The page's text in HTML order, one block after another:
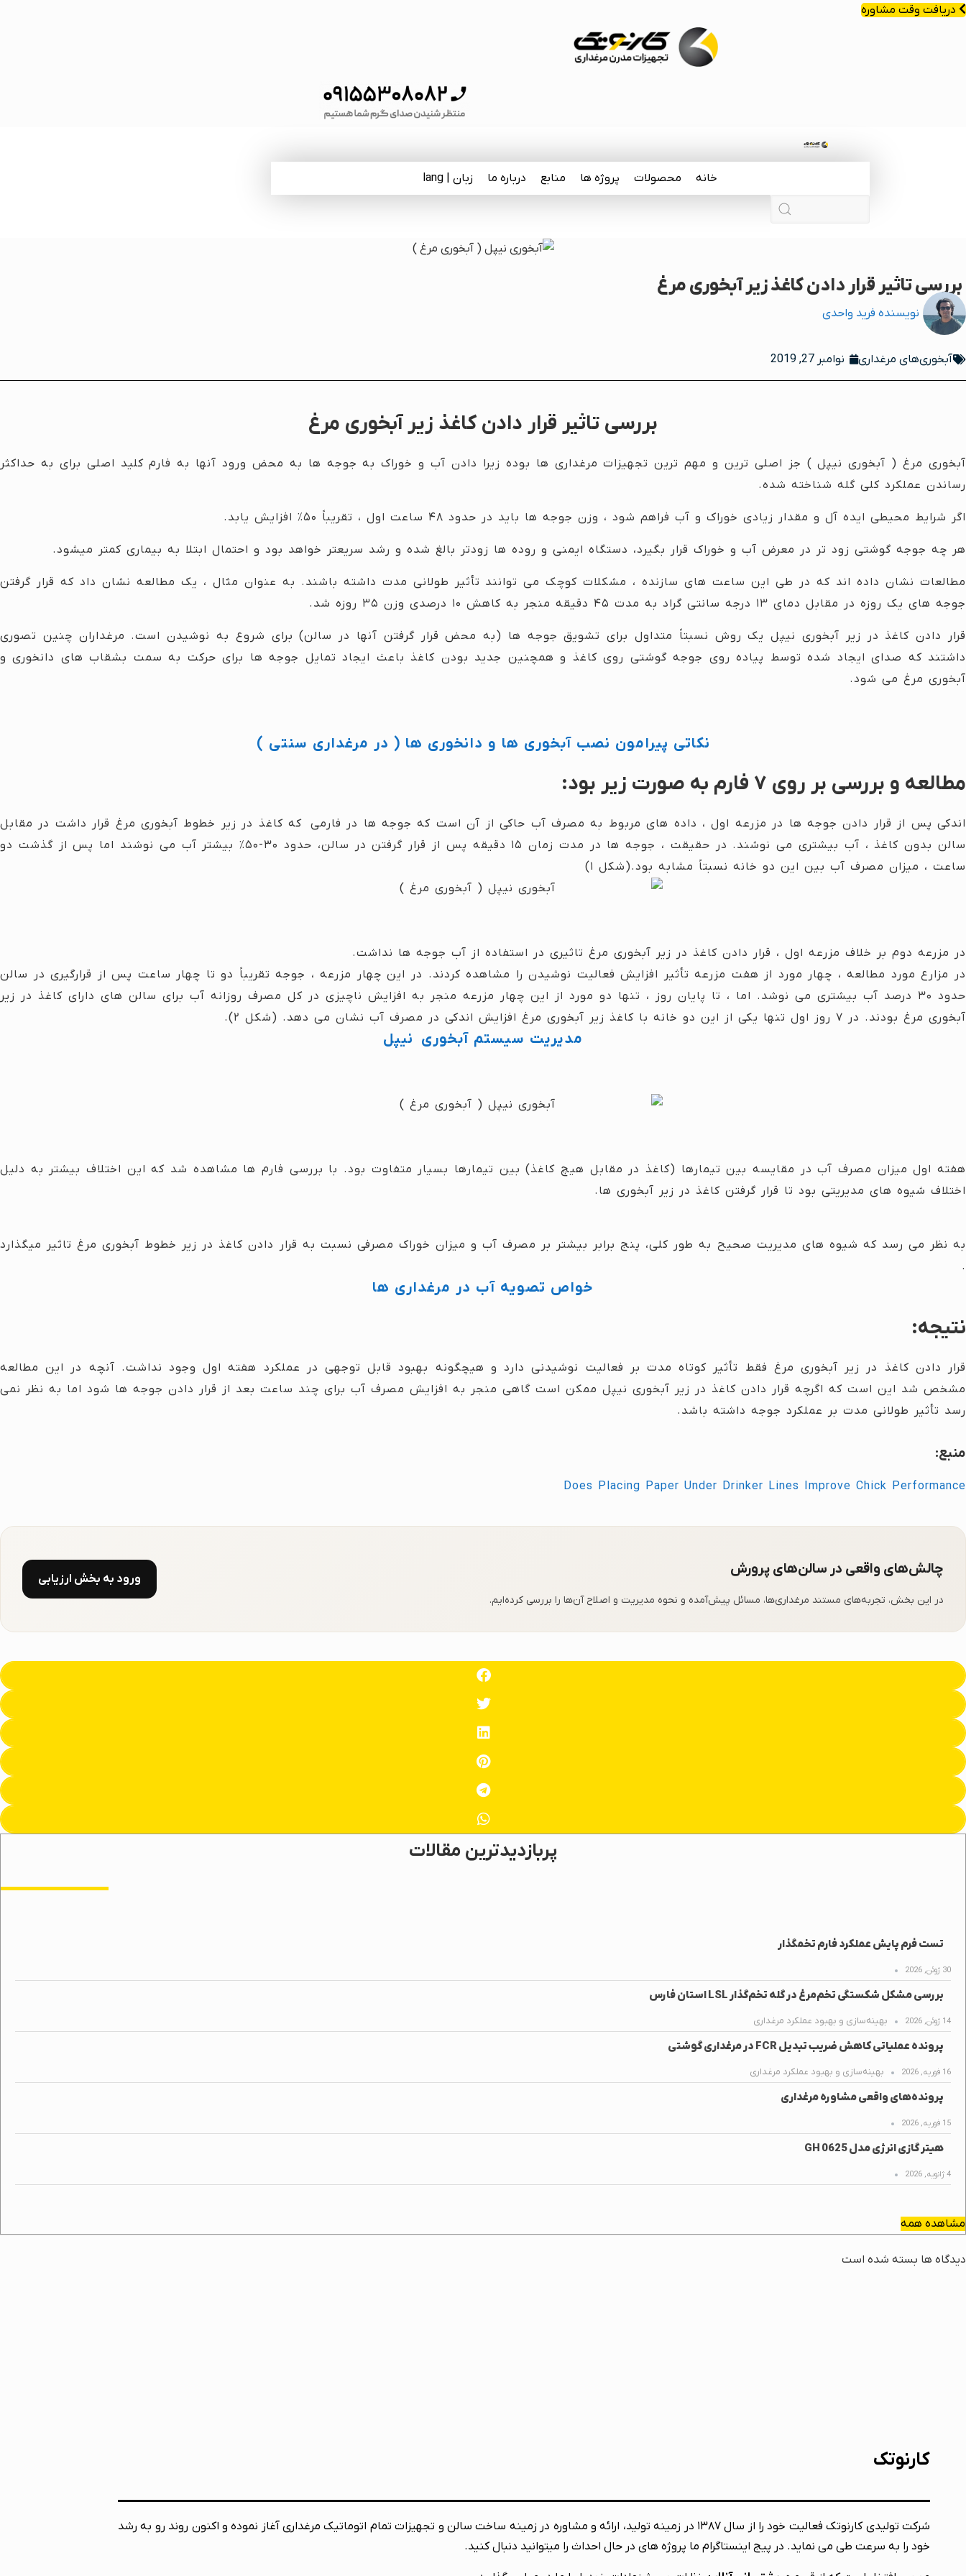
دریافت وقت مشاوره
خانه محصولات پروژه ها منابع درباره ما زبان | lang
بررسی تاثیر قرار دادن کاغذ زیر آبخوری مرغ
نویسنده فرید واحدی
آبخوری‌های مرغداری نوامبر 27, 2019
بررسی تاثیر قرار دادن کاغذ زیر آبخوری مرغ
آبخوری مرغ ( آبخوری نیپل ) جز اصلی ترین و مهم ترین تجهیزات مرغداری ها بوده زیرا دادن آب و خوراک به جوجه ها به محض ورود آنها به فارم کلید اصلی برای به حداکثر
رساندن عملکرد کلی گله شناخته شده.
اگر شرایط محیطی ایده آل و مقدار زیادی خوراک و آب فراهم شود ، وزن جوجه ها باید در حدود ۴۸ ساعت اول ، تقریباً ۵۰٪ افزایش یابد.
هر چه جوجه گوشتی زود تر در معرض آب و خوراک قرار بگیرد، دستگاه ایمنی و روده ها زودتر بالغ شده و رشد سریعتر خواهد بود و احتمال ابتلا به بیماری کمتر میشود.
مطالعات نشان داده اند که در طی این ساعت های سازنده ، مشکلات کوچک می توانند تأثیر طولانی مدت داشته باشند. به عنوان مثال ، یک مطالعه نشان داد که قرار گرفتن
جوجه های یک روزه در مقابل دمای ۱۳ درجه سانتی گراد به مدت ۴۵ دقیقه منجر به کاهش ۱۰ درصدی وزن ۳۵ روزه شد.
قرار دادن کاغذ در زیر آبخوری نیپل یک روش نسبتاً متداول برای تشویق جوجه ها (به محض قرار گرفتن آنها در سالن) برای شروع به نوشیدن است. مرغداران چنین تصوری
داشتند که صدای ایجاد شده توسط پیاده روی جوجه گوشتی روی کاغذ و همچنین جدید بودن کاغذ باعث ایجاد تمایل جوجه ها برای حرکت به سمت بشقاب های دانخوری و
آبخوری مرغ می شود.
نکاتی پیرامون نصب آبخوری ها و دانخوری ها ( در مرغداری سنتی )
مطالعه و بررسی بر روی ۷ فارم به صورت زیر بود:
اندکی پس از قرار دادن جوجه ها در مزرعه اول ، داده های مربوط به مصرف آب حاکی از آن است که جوجه ها در فارمی که کاغذ در زیر خطوط آبخوری مرغ قرار داشت در مقابل
سالن بدون کاغذ ، آب بیشتری می نوشند. در حقیقت ، جوجه ها در مدت زمان ۱۵ دقیقه پس از قرار گرفتن در سالن، حدود ۳۰-۵۰٪ بیشتر آب می نوشند اما پس از گذشت دو
ساعت ، میزان مصرف آب بین این دو خانه نسبتاً مشابه بود.(شکل ۱)
در مزرعه دوم بر خلاف مزرعه اول ، قرار دادن کاغذ در زیر آبخوری مرغ تاثیری در استفاده از آب جوجه ها نداشت.
در مزارع مورد مطالعه ، چهار مورد از هفت مزرعه تأثیر افزایش فعالیت نوشیدن را مشاهده کردند. در این چهار مزرعه ، جوجه تقریباً دو تا چهار ساعت پس از قرارگیری در سالن
حدود ۳۰ درصد آب بیشتری می نوشد. اما ، تا پایان روز ، تنها دو مورد از این چهار مزرعه منجر به افزایش ناچیزی در کل مصرف روزانه آب برای سالن های دارای کاغذ در زیر
آبخوری مرغ بودند. در ۷ روز اول تنها یکی از این دو خانه با کاغذ زیر آبخوری مرغ افزایش اندکی در مصرف آب نشان می دهد. (شکل ۲).
مدیریت سیستم آبخوری نیپل
هفته اول میزان مصرف آب در مقایسه بین تیمارها (کاغذ در مقابل هیچ کاغذ) بین تیمارها بسیار متفاوت بود. با بررسی فارم ها مشاهده شد که این اختلاف بیشتر به دلیل
اختلاف شیوه های مدیریتی بود تا قرار گرفتن کاغذ در زیر آبخوری ها.
به نظر می رسد که شیوه های مدیریت صحیح به طور کلی، پنج برابر بیشتر بر مصرف آب و میزان خوراک مصرفی نسبت به قرار دادن کاغذ در زیر خطوط آبخوری مرغ تاثیر میگذارد
.
خواص تصویه آب در مرغداری ها
نتیجه:
قرار دادن کاغذ در زیر آبخوری مرغ فقط تأثیر کوتاه مدت بر فعالیت نوشیدنی دارد و هیچگونه بهبود قابل توجهی در عملکرد هفته اول وجود نداشت. آنچه در این مطالعه
مشخص شد این است که اگرچه قرار دادن کاغذ در زیر آبخوری نیپل ممکن است گاهی منجر به افزایش مصرف آب برای چند ساعت بعد از قرار دادن جوجه ها شود اما به نظر نمی
رسد تأثیر طولانی مدت بر عملکرد جوجه داشته باشد.
منبع:
Does Placing Paper Under Drinker Lines Improve Chick Performance
چالش‌های واقعی در سالن‌های پرورش
در این بخش، تجربه‌های مستند مرغداری‌ها، مسائل پیش‌آمده و نحوه مدیریت و اصلاح آن‌ها را بررسی کرده‌ایم.
ورود به بخش ارزیابی
پربازدیدترین مقالات
تست فرم پایش عملکرد فارم تخمگذار
30 ژوئن, 2026
بررسی مشکل شکستگی تخم‌مرغ در گله تخم‌گذار LSL استان فارس
14 ژوئن, 2026 بهینه‌سازی و بهبود عملکرد مرغداری
پرونده عملیاتی کاهش ضریب تبدیل FCR در مرغداری گوشتی
16 فوریه, 2026 بهینه‌سازی و بهبود عملکرد مرغداری
پرونده‌های واقعی مشاوره مرغداری
15 فوریه, 2026
هیتر گازی انرژی مدل GH 0625
4 ژانویه, 2026
مشاهده همه
دیدگاه ها بسته شده است
کارنوتک
شرکت تولیدی کارنوتک فعالیت خود را از سال ۱۳۸۷ در زمینه تولید، ارائه و مشاوره در زمینه ساخت سالن و تجهیزات تمام اتوماتیک مرغداری آغاز نموده و اکنون روند رو به رشد
خود را به سرعت طی می نماید. در پیج اینستاگرام ما پروژه های در حال احداث را میتوانید دنبال کنید.